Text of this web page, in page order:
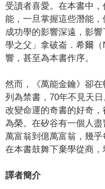
受讀者喜愛。在本書中
能，一旦掌握這些潛能
成功學的影響深遠，影
學之父」拿破崙．希爾
響，甚至為本書作序。
然而，《萬能金鑰》卻
列為禁書，70年不見天
改變命運的奇書的好奇
為榮。在矽谷有一個人
萬富翁到億萬富翁，幾
在本書鼓舞下棄學從商，
譯者簡介